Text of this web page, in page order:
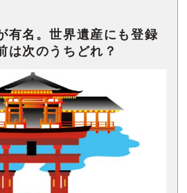
有名。世界遺産にも登録
は次のうちどれ？